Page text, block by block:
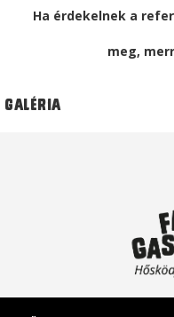
Ha érdekelnek a
meg,
Galéria